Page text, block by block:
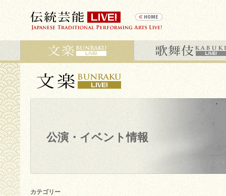
公演・イベント情報
カテゴリー